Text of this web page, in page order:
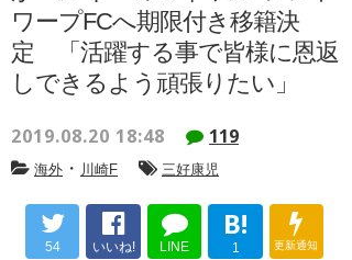
ワープFCへ期限付き移籍決
定 「活躍する事で皆様に恩返
しできるよう頑張りたい」
2019.08.20 18:48 119
海外 ・ 川崎F 三好康児
54 いいね! LINE
B!
1 更新通知